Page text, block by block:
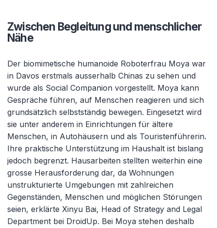
Zwischen Begleitung und menschlicher
Nähe
Der biomimetische humanoide Roboterfrau Moya war
in Davos erstmals ausserhalb Chinas zu sehen und
wurde als Social Companion vorgestellt. Moya kann
Gespräche führen, auf Menschen reagieren und sich
grundsätzlich selbstständig bewegen. Eingesetzt wird
sie unter anderem in Einrichtungen für ältere
Menschen, in Autohäusern und als Touristenführerin.
Ihre praktische Unterstützung im Haushalt ist bislang
jedoch begrenzt. Hausarbeiten stellten weiterhin eine
grosse Herausforderung dar, da Wohnungen
unstrukturierte Umgebungen mit zahlreichen
Gegenständen, Menschen und möglichen Störungen
seien, erklärte Xinyu Bai, Head of Strategy and Legal
Department bei DroidUp. Bei Moya stehen deshalb